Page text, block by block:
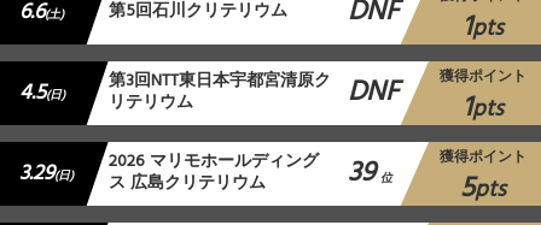
6.6(土) 第5回石川クリテリウム DNF 1pts
4.5(日) 第3回NTT東日本宇都宮清原ク
リテリウム DNF 獲得ポイント
1pts
3.29(日) 2026 マリモホールディング
ス 広島クリテリウム 39 位
獲得ポイント
5pts